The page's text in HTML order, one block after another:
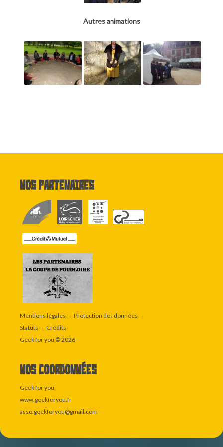
Autres animations
Nos partenaires
Mentions légales
Protection des données
Statuts
Crédits
Geek for you © 2026
Nos coordonnées
Geek for you
www.geekforyou.fr
asso.geekforyou@gmail.com